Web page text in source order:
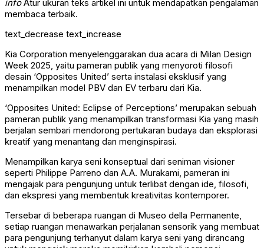
infoAtur ukuran teks artikel ini untuk mendapatkan pengalaman
membaca terbaik.
text_decrease text_increase
Kia Corporation menyelenggarakan dua acara di Milan Design
Week 2025, yaitu pameran publik yang menyoroti filosofi
desain ‘Opposites United’ serta instalasi eksklusif yang
menampilkan model PBV dan EV terbaru dari Kia.
‘Opposites United: Eclipse of Perceptions’ merupakan sebuah
pameran publik yang menampilkan transformasi Kia yang masih
berjalan sembari mendorong pertukaran budaya dan eksplorasi
kreatif yang menantang dan menginspirasi.
Menampilkan karya seni konseptual dari seniman visioner
seperti Philippe Parreno dan A.A. Murakami, pameran ini
mengajak para pengunjung untuk terlibat dengan ide, filosofi,
dan ekspresi yang membentuk kreativitas kontemporer.
Tersebar di beberapa ruangan di Museo della Permanente,
setiap ruangan menawarkan perjalanan sensorik yang membuat
para pengunjung terhanyut dalam karya seni yang dirancang